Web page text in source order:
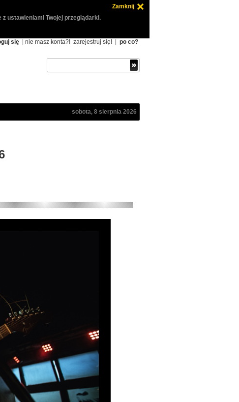
Zamknij
ustawieniami Twojej przeglądarki.
się | nie masz konta?! zarejestruj się! po co?
sobota, 8 sierpnia 2026